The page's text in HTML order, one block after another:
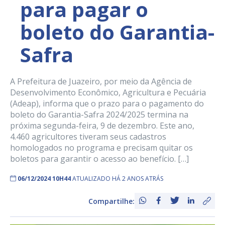
para pagar o
boleto do Garantia-
Safra
A Prefeitura de Juazeiro, por meio da Agência de
Desenvolvimento Econômico, Agricultura e Pecuária
(Adeap), informa que o prazo para o pagamento do
boleto do Garantia-Safra 2024/2025 termina na
próxima segunda-feira, 9 de dezembro. Este ano,
4.460 agricultores tiveram seus cadastros
homologados no programa e precisam quitar os
boletos para garantir o acesso ao benefício. […]
06/12/2024 10H44ATUALIZADO HÁ 2 ANOS ATRÁS
Compartilhe: